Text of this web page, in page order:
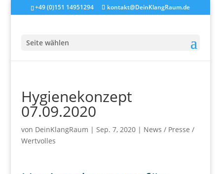
+49 (0)151 14951294 kontakt@DeinKlangRaum.de
Seite wählen
Hygienekonzept
07.09.2020
von DeinKlangRaum | Sep. 7, 2020| News / Presse /
Wertvolles